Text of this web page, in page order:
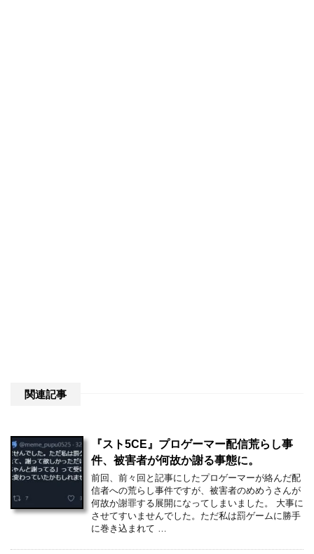
関連記事
『スト5CE』プロゲーマー配信荒らし事
件、被害者が何故か謝る事態に。
前回、前々回と記事にしたプロゲーマーが絡んだ配
信者への荒らし事件ですが、被害者のめめうさんが
何故か謝罪する展開になってしまいました。 大事に
させてすいませんでした。ただ私は罰ゲームに勝手
に巻き込まれて …